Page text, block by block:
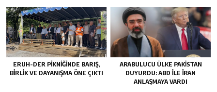
ERUH-DER PIKNIĞINDE BARIŞ,
BIRLIK VE DAYANIŞMA ÖNE ÇIKTI
ARABULUCU ÜLKE PAKISTAN
DUYURDU: ABD ILE İRAN
ANLAŞMAYA VARDI